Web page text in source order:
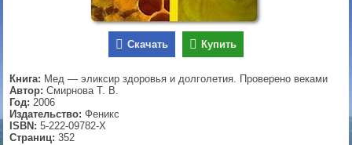
Скачать Купить
Книга: Мед — эликсир здоровья и долголетия. Проверено веками
Автор: Смирнова Т. В.
Год: 2006
Издательство: Феникс
ISBN: 5-222-09782-X
Страниц: 352
▼